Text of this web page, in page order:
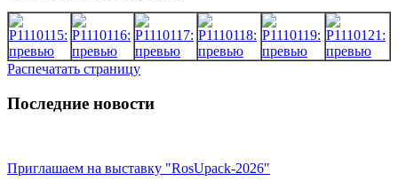
Распечатать страницу
Последние новости
Приглашаем на выставку "RosUpack-2026"